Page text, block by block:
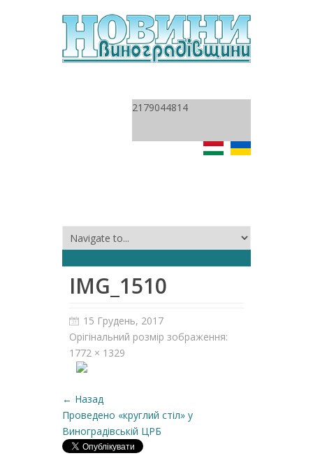
2179044814
IMG_1510
15 Грудень, 2017
Орігінальний розмір зображення:
1772 × 1329
← Назад
Проведено «круглий стіл» у
Виноградівській ЦРБ